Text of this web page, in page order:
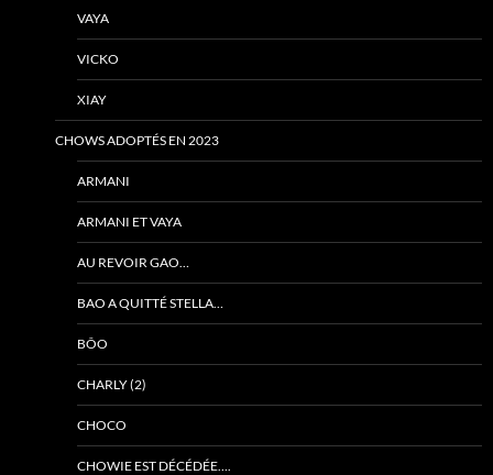
VAYA
VICKO
XIAY
CHOWS ADOPTÉS EN 2023
ARMANI
ARMANI ET VAYA
AU REVOIR GAO…
BAO A QUITTÉ STELLA…
BÔO
CHARLY (2)
CHOCO
CHOWIE EST DÉCÉDÉE….